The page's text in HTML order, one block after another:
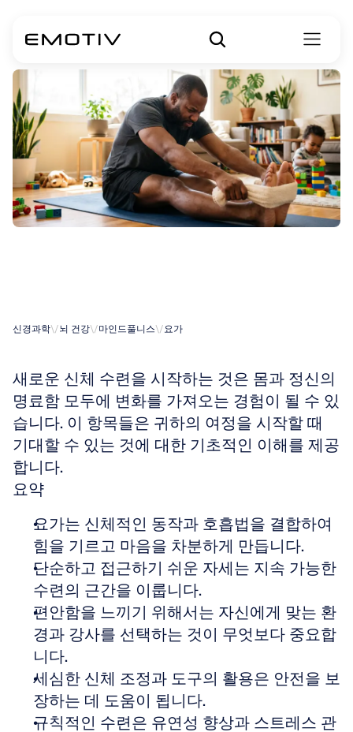
신경과학\/뇌 건강\/마인드풀니스\/요가
새로운 신체 수련을 시작하는 것은 몸과 정신의
명료함 모두에 변화를 가져오는 경험이 될 수 있
습니다. 이 항목들은 귀하의 여정을 시작할 때
기대할 수 있는 것에 대한 기초적인 이해를 제공
합니다.
요약
요가는 신체적인 동작과 호흡법을 결합하여
힘을 기르고 마음을 차분하게 만듭니다.
단순하고 접근하기 쉬운 자세는 지속 가능한
수련의 근간을 이룹니다.
편안함을 느끼기 위해서는 자신에게 맞는 환
경과 강사를 선택하는 것이 무엇보다 중요합
니다.
세심한 신체 조정과 도구의 활용은 안전을 보
장하는 데 도움이 됩니다.
규칙적인 수련은 유연성 향상과 스트레스 관